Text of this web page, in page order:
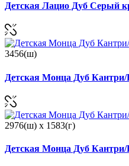
Детская Лацио Дуб Серый
3456(ш)
Детская Монца Дуб
2976(ш) x 1583(г)
Детская Монца Дуб